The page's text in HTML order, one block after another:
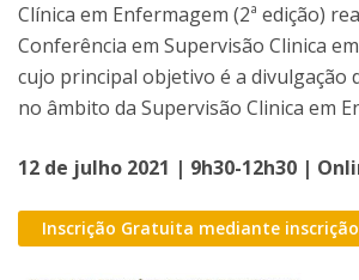
Clínica em Enfermagem (2ª edição)
Conferência em Supervisão Clinica
cujo principal objetivo é a divulgação
no âmbito da Supervisão Clinica em
12 de julho 2021 | 9h30-12h30 |
Inscrição Gratuita mediante inscrição